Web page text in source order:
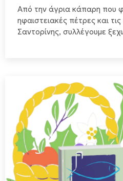
Από την άγρια κάπαρη που
ηφαιστειακές πέτρες και τις
Σαντορίνης, συλλέγουμε